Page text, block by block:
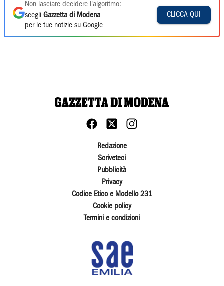
Non lasciare decidere l'algoritmo:
scegli Gazzetta di Modena
per le tue notizie su Google
CLICCA QUI
Redazione
Scriveteci
Pubblicità
Privacy
Codice Etico e Modello 231
Cookie policy
Termini e condizioni